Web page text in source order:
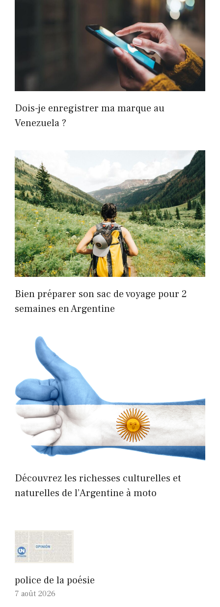
Dois-je enregistrer ma marque au
Venezuela ?
Bien préparer son sac de voyage pour 2
semaines en Argentine
Découvrez les richesses culturelles et
naturelles de l’Argentine à moto
police de la poésie
7 août 2026